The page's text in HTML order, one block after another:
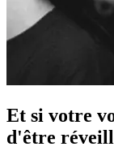
Et si votre
d'être